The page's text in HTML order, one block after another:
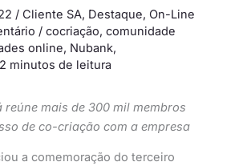
/ Cliente SA, Destaque, On-Line
/ cocriação, comunidade
online, Nubank,
2 minutos de leitura
reúne mais de 300 mil membros
de co-criação com a empresa
a comemoração do terceiro